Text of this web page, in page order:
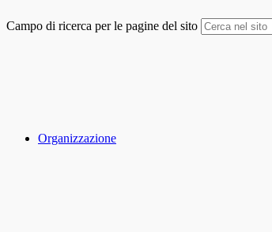
Campo di ricerca per le pagine del sito
Organizzazione